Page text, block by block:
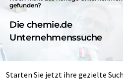
gefunden?
Die chemie.de
Unternehmenssuche
Starten Sie jetzt ihre gezielte